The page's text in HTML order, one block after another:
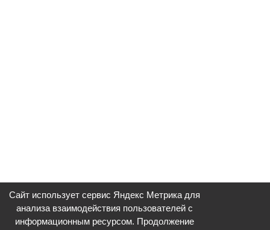
Сайт использует сервис Яндекс Метрика для
анализа взаимодействия пользователей с
информационным ресурсом. Продолжение